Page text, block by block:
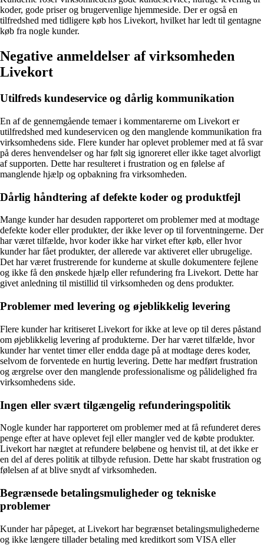
koder, gode priser og brugervenlige hjemmeside. Der er også en
tilfredshed med tidligere køb hos Livekort, hvilket har ledt til gentagne
køb fra nogle kunder.
Negative anmeldelser af virksomheden
Livekort
Utilfreds kundeservice og dårlig kommunikation
En af de gennemgående temaer i kommentarerne om Livekort er
utilfredshed med kundeservicen og den manglende kommunikation fra
virksomhedens side. Flere kunder har oplevet problemer med at få svar
på deres henvendelser og har følt sig ignoreret eller ikke taget alvorligt
af supporten. Dette har resulteret i frustration og en følelse af
manglende hjælp og opbakning fra virksomheden.
Dårlig håndtering af defekte koder og produktfejl
Mange kunder har desuden rapporteret om problemer med at modtage
defekte koder eller produkter, der ikke lever op til forventningerne. Der
har været tilfælde, hvor koder ikke har virket efter køb, eller hvor
kunder har fået produkter, der allerede var aktiveret eller ubrugelige.
Det har været frustrerende for kunderne at skulle dokumentere fejlene
og ikke få den ønskede hjælp eller refundering fra Livekort. Dette har
givet anledning til mistillid til virksomheden og dens produkter.
Problemer med levering og øjeblikkelig levering
Flere kunder har kritiseret Livekort for ikke at leve op til deres påstand
om øjeblikkelig levering af produkterne. Der har været tilfælde, hvor
kunder har ventet timer eller endda dage på at modtage deres koder,
selvom de forventede en hurtig levering. Dette har medført frustration
og ærgrelse over den manglende professionalisme og pålidelighed fra
virksomhedens side.
Ingen eller svært tilgængelig refunderingspolitik
Nogle kunder har rapporteret om problemer med at få refunderet deres
penge efter at have oplevet fejl eller mangler ved de købte produkter.
Livekort har nægtet at refundere beløbene og henvist til, at det ikke er
en del af deres politik at tilbyde refusion. Dette har skabt frustration og
følelsen af at blive snydt af virksomheden.
Begrænsede betalingsmuligheder og tekniske
problemer
Kunder har påpeget, at Livekort har begrænset betalingsmulighederne
og ikke længere tillader betaling med kreditkort som VISA eller